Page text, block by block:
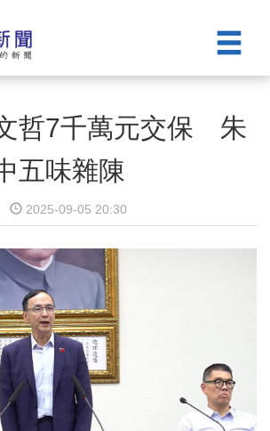
哲7千萬元交保 朱
五味雜陳
2025-09-05 20:30